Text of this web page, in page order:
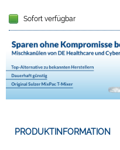
Sofort verfügbar
PRODUKTINFORMATION